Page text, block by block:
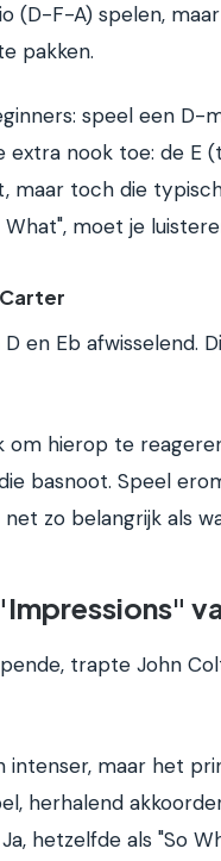
(D-F-A) spelen,
pakken.
speel een
extra nook toe: de E
maar toch die
moet je
en Eb afwisselend.
om hierop te
basnoot. Speel
zo belangrijk als
trapte John
intenser, maar het
herhalend
hetzelfde als "So